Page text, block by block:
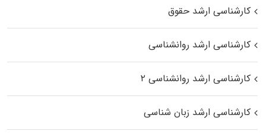
کارشناسی ارشد حقوق
کارشناسی ارشد روانشناسی
کارشناسی ارشد روانشناسی ۲
کارشناسی ارشد زبان شناسی